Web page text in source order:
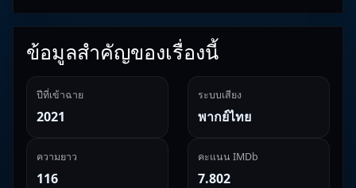
ข้อมูลสำคัญของเรื่องนี้
ปีที่เข้าฉาย
2021
ระบบเสียง
พากย์ไทย
ความยาว
116
คะแนน IMDb
7.802